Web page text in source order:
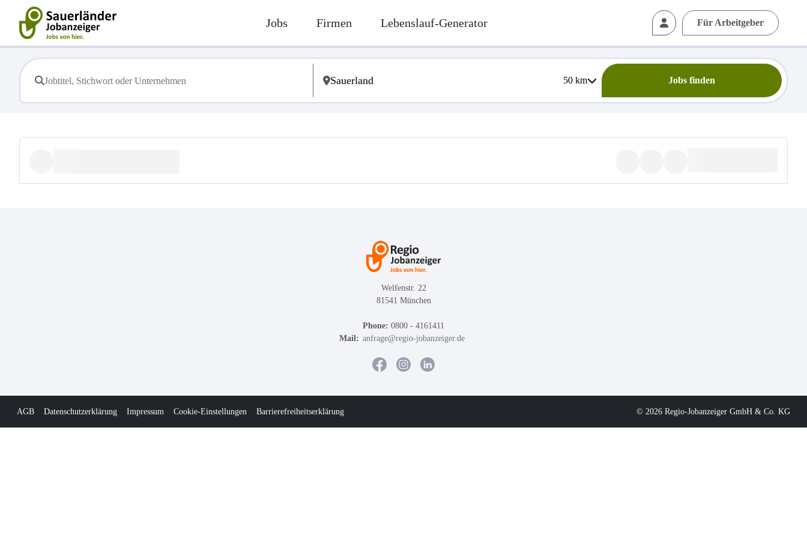
Jobs Firmen Lebenslauf-Generator Für Arbeitgeber
50km Jobs finden
Welfenstr. 22
81541 München
Phone: 0800 - 4161411
Mail: anfrage@regio-jobanzeiger.de
AGB Datenschutzerklärung Impressum Cookie-Einstellungen Barrierefreiheitserklärung © 2026 Regio-Jobanzeiger GmbH & Co. KG